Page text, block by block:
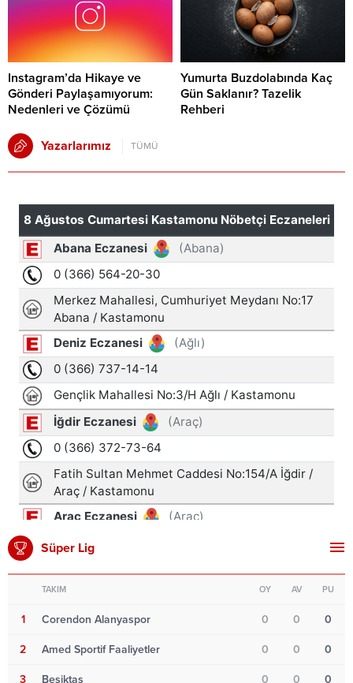
Instagram’da Hikaye ve
Gönderi Paylaşamıyorum:
Nedenleri ve Çözümü
Yumurta Buzdolabında Kaç
Gün Saklanır? Tazelik
Rehberi
Yazarlarımız TÜMÜ
Süper Lig
TAKIM OY AV PU
1 Corendon Alanyaspor 0 0 0
2 Amed Sportif Faaliyetler 0 0 0
3 Beşiktaş 0 0 0